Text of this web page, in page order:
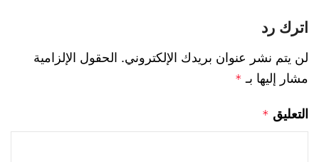
اترك رد
لن يتم نشر عنوان بريدك الإلكتروني. الحقول الإلزامية
مشار إليها بـ *
التعليق *